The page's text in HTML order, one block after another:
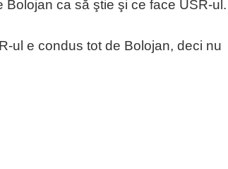
ca să ştie şi ce face USR-ul.
ul e condus tot de Bolojan, deci nu